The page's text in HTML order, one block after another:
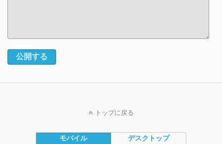
公開する
トップに戻る
モバイル デスクトップ